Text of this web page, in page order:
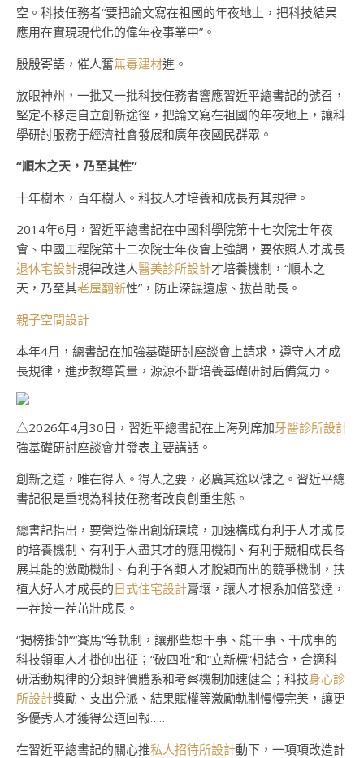
空。科技任務者“要把論文寫在祖國的年夜地上，把科技結果
應用在實現現代化的偉年夜事業中”。
殷殷寄語，催人奮無毒建材進。
放眼神州，一批又一批科技任務者響應習近平總書記的號召，
堅定不移走自立創新途徑，把論文寫在祖國的年夜地上，讓科
學研討服務于經濟社會發展和廣年夜國民群眾。
“順木之天，乃至其性”
十年樹木，百年樹人。科技人才培養和成長有其規律。
2014年6月，習近平總書記在中國科學院第十七次院士年夜
會、中國工程院第十二次院士年夜會上強調，要依照人才成長
退休宅設計規律改進人醫美診所設計才培養機制，“順木之
天，乃至其老屋翻新性”，防止深謀遠慮、拔苗助長。
親子空間設計
本年4月，總書記在加強基礎研討座談會上請求，遵守人才成
長規律，進步教導質量，源源不斷培養基礎研討后備氣力。
△2026年4月30日，習近平總書記在上海列席加牙醫診所設計
強基礎研討座談會并發表主要講話。
創新之道，唯在得人。得人之要，必廣其途以儲之。習近平總
書記很是重視為科技任務者改良創重生態。
總書記指出，要營造傑出創新環境，加速構成有利于人才成長
的培養機制、有利于人盡其才的應用機制、有利于競相成長各
展其能的激勵機制、有利于各類人才脫穎而出的競爭機制，扶
植大好人才成長的日式住宅設計膏壤，讓人才根系加倍發達，
一茬接一茬茁壯成長。
“揭榜掛帥”“賽馬”等軌制，讓那些想干事、能干事、干成事的
科技領軍人才掛帥出征；“破四唯”和“立新標”相結合，合適科
研活動規律的分類評價體系和考察機制加速健全；科技身心診
所設計獎勵、支出分派、結果賦權等激勵軌制慢慢完美，讓更
多優秀人才獲得公道回報……
在習近平總書記的關心推私人招待所設計動下，一項項改造計